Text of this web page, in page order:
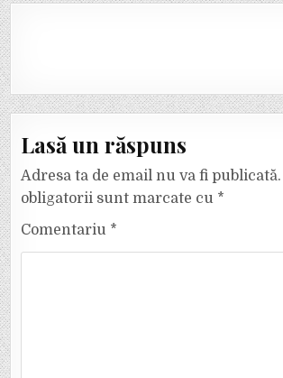
Lasă un răspuns
Adresa ta de email nu va fi publicată.
obligatorii sunt marcate cu *
Comentariu *